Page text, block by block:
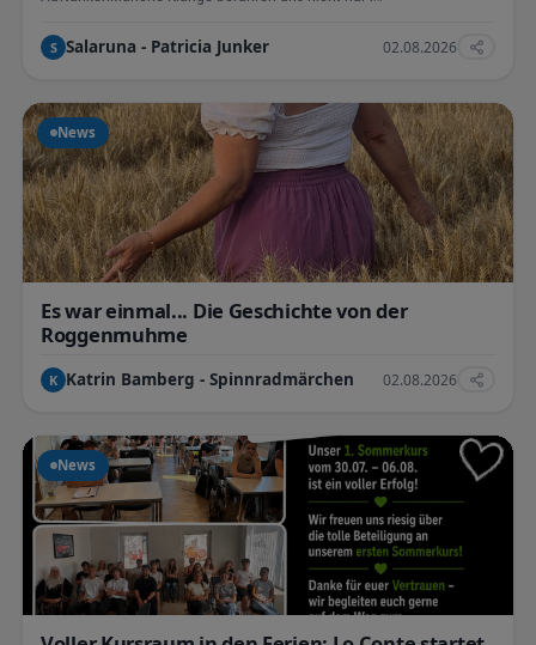
S Salaruna - Patricia Junker 02.08.2026
News
Es war einmal... Die Geschichte von der
Roggenmuhme
K Katrin Bamberg - Spinnradmärchen 02.08.2026
News